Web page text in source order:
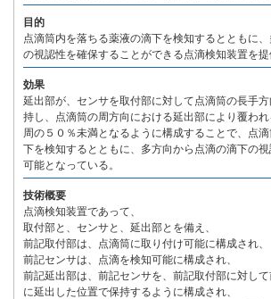
目的
点滴筒内を落ちる薬液の滴下を検知するとともに
の視認性を確保することができる点滴検知装置を提
効果
延出部が、センサを取付部に対して点滴筒の長手
持し、点滴筒の周方向における延出部により覆わ
周の５０％未満となるように構成することで、点
下を検知するとともに、多方向から点滴の滴下の
可能となっている。
技術概要
点滴検知装置であって、
取付部と、センサと、延出部とを備え、
前記取付部は、点滴筒に取り付け可能に構成され、
前記センサは、点滴を検知可能に構成され、
前記延出部は、前記センサを、前記取付部に対し
に延出した位置で保持するように構成され、